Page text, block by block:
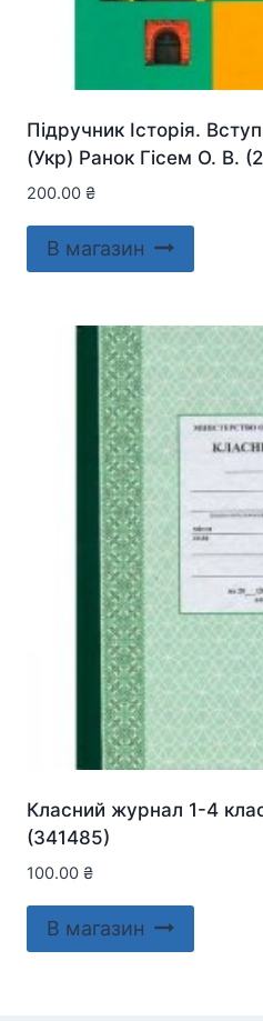
Підручник Історія.
(Укр) Ранок Гісем О. В.
200.00 ₴
В магазин
Класний журнал 1-4
(341485)
100.00 ₴
В магазин